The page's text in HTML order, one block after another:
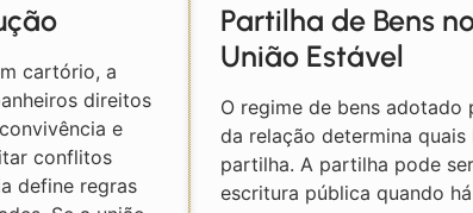
cartório, a
direitos
e
conflitos
define regras
Partilha de Bens
União Estável
O regime de bens adotado
da relação determina quais
partilha. A partilha pode
escritura pública quando